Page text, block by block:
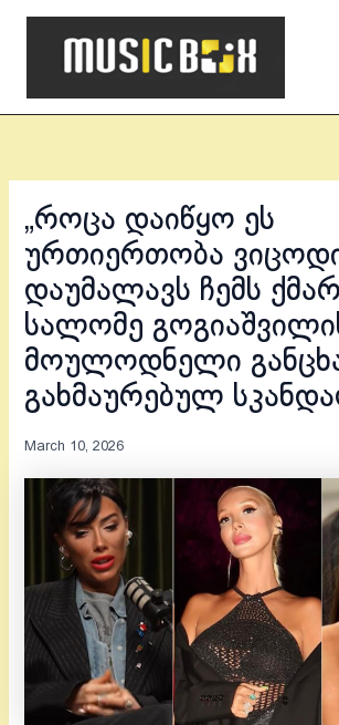
Skip
„როცა დაიწყო ეს
ურთიერთობა
დაუმალავს ჩემს
სალომე
მოულოდნელი
გახმაურებულ
March 10, 2026